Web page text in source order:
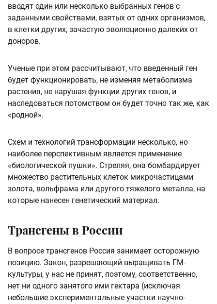
вводят один или несколько выбранных генов с
заданными свойствами, взятых от одних организмов,
в клетки других, зачастую эволюционно далеких от
доноров.
Ученые при этом рассчитывают, что введенный ген
будет функционировать, не изменяя метаболизма
растения, не нарушая функции других генов, и
наследоваться потомством он будет точно так же, как
«родной».
Схем и технологий трансформации несколько, но
наиболее перспективным является применение
«биологической пушки». Стреляя, она бомбардирует
множество растительных клеток микрочастицами
золота, вольфрама или другого тяжелого металла, на
которые нанесен генетический материал.
Трансгены в России
В вопросе трансгенов Россия занимает осторожную
позицию. Закон, разрешающий выращивать ГМ-
культуры, у нас не принят, поэтому, соответственно,
нет ни одного занятого ими гектара (исключая
небольшие экспериментальные участки научно-